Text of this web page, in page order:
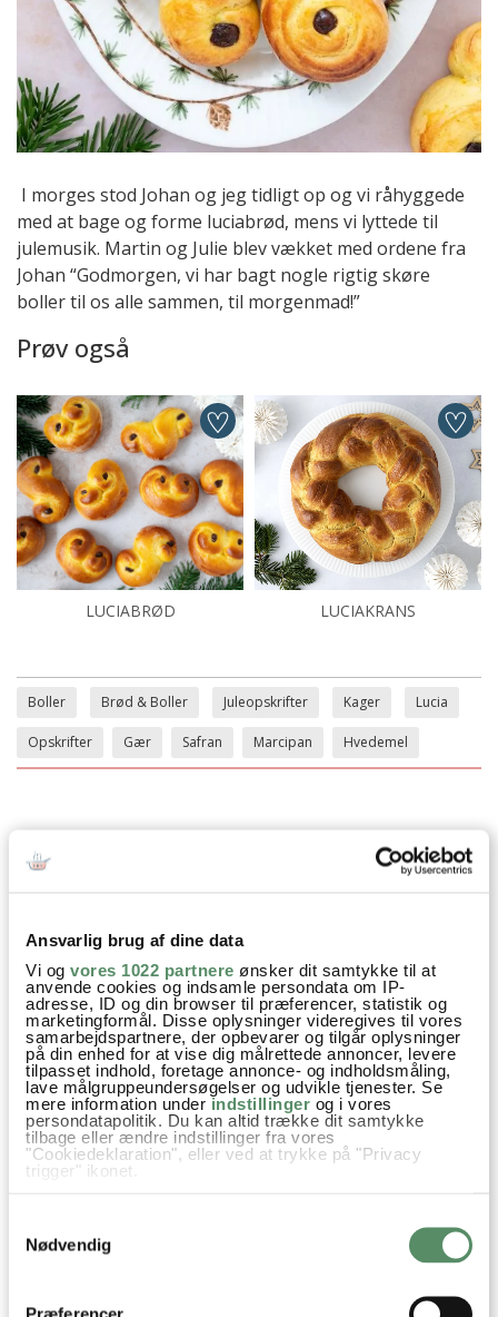
Ansvarlig brug af dine data
Vi og vores 1022 partnere ønsker dit samtykke til at
anvende cookies og indsamle persondata om IP-
adresse, ID og din browser til præferencer, statistik og
marketingformål. Disse oplysninger videregives til vores
samarbejdspartnere, der opbevarer og tilgår oplysninger
på din enhed for at vise dig målrettede annoncer, levere
tilpasset indhold, foretage annonce- og indholdsmåling,
lave målgruppeundersøgelser og udvikle tjenester. Se
mere information under indstillinger og i vores
persondatapolitik. Du kan altid trække dit samtykke
tilbage eller ændre indstillinger fra vores
"Cookiedeklaration", eller ved at trykke på "Privacy
trigger" ikonet.
Indsamle præcise oplysninger om din placering,
der kan være nøjagtig inden for få meter
Identificere din enhed baseret på en scanning af
Nødvendig
I morges stod Johan og jeg tidligt op og vi råhyggede
med at bage og forme luciabrød, mens vi lyttede til
julemusik. Martin og Julie blev vækket med ordene fra
Johan “Godmorgen, vi har bagt nogle rigtig skøre
boller til os alle sammen, til morgenmad!”
Prøv også
LUCIABRØD LUCIAKRANS
Boller Brød & Boller Juleopskrifter Kager Lucia
Opskrifter Gær Safran Marcipan Hvedemel
SPØRGSMÅL TIL OPSKRIFTEN?
Du kan måske finde svaret på dit spørgsmål i kommentarfeltet,
hvis det allerede er stillet og besvaret - eller du kan kigge på
denne side, hvor jeg giver svar på mange 'ofte stillede
spørgsmål' til min opskrifter.
54 KOMMENTARER
Mette Ebert:
12. december 2025 kl. 09:35
besvar